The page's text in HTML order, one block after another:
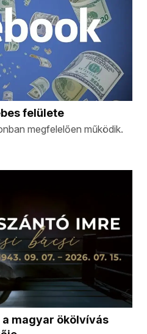
felülete
megfelelően működik.
a magyar ökölvívás